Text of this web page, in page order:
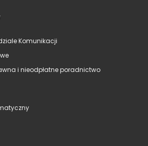
Komunikacji
i nieodpłatne poradnictwo